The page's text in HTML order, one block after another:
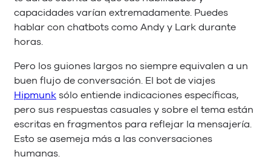
capacidades varían extremadamente. Puedes
hablar con chatbots como Andy y Lark durante
horas.
Pero los guiones largos no siempre equivalen a un
buen flujo de conversación. El bot de viajes
Hipmunk sólo entiende indicaciones específicas,
pero sus respuestas casuales y sobre el tema están
escritas en fragmentos para reflejar la mensajería.
Esto se asemeja más a las conversaciones
humanas.